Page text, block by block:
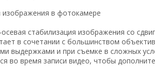
изображения в фотокамере
стабилизация изображения со
в сочетании с большинством
выдержками и при съемке в сложных
во время записи видео, чтобы